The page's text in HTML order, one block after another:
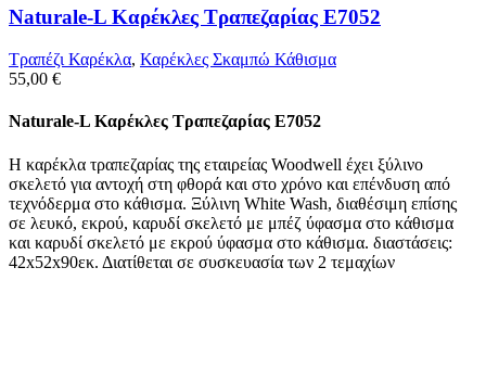
Naturale-L Καρέκλες Τραπεζαρίας E7052
Τραπέζι Καρέκλα, Καρέκλες Σκαμπώ Κάθισμα
55,00 €
Naturale-L Καρέκλες Τραπεζαρίας E7052
Η καρέκλα τραπεζαρίας της εταιρείας Woodwell έχει ξύλινο
σκελετό για αντοχή στη φθορά και στο χρόνο και επένδυση από
τεχνόδερμα στο κάθισμα. Ξύλινη White Wash, διαθέσιμη επίσης
σε λευκό, εκρού, καρυδί σκελετό με μπέζ ύφασμα στο κάθισμα
και καρυδί σκελετό με εκρού ύφασμα στο κάθισμα. διαστάσεις:
42x52x90εκ. Διατίθεται σε συσκευασία των 2 τεμαχίων